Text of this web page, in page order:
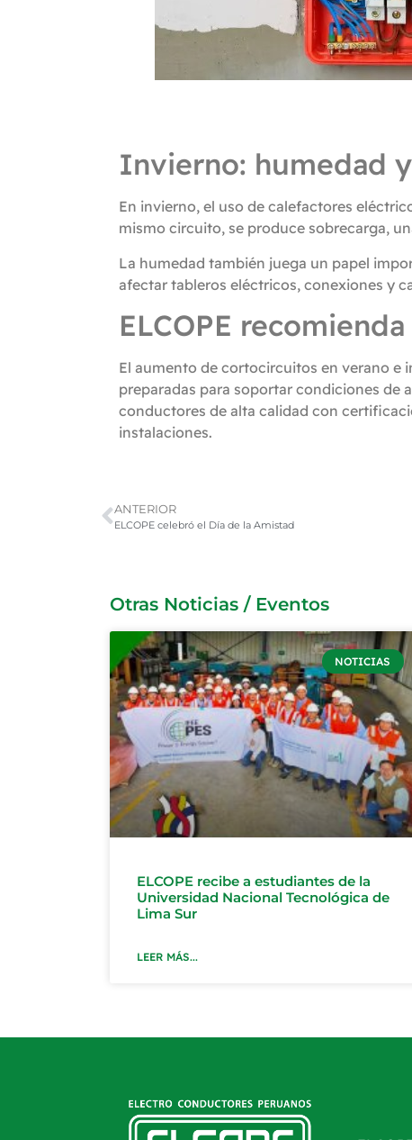
Invierno: humedad
En invierno, el uso de calefactores
mismo circuito, se produce sobrecarga,
La humedad también juega un papel
afectar tableros eléctricos, conexiones y
ELCOPE
El aumento de cortocircuitos en verano e
preparadas para soportar condiciones de
conductores de alta calidad con
instalaciones.
ANTERIOR
ELCOPE celebró el Día de la Amistad
Otras Noticias / Eventos
NOTICIAS
ELCOPE recibe a estudiantes de la
Universidad Nacional Tecnológica de
Lima Sur
LEER MÁS...